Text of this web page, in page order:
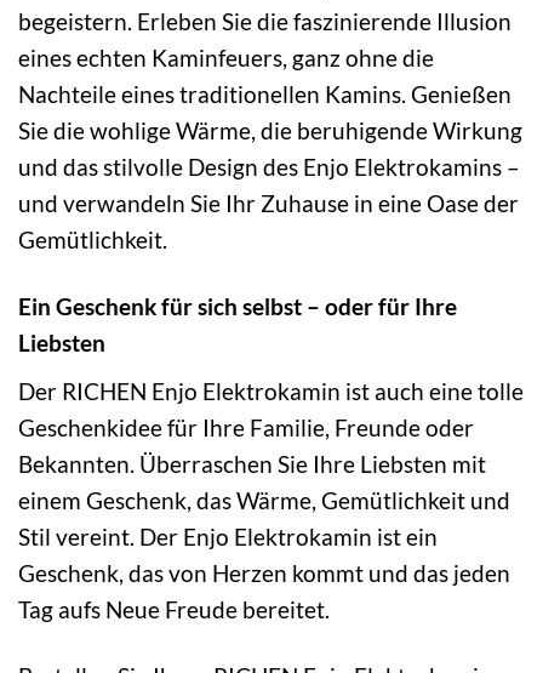
begeistern. Erleben Sie die faszinierende Illusion
eines echten Kaminfeuers, ganz ohne die
Nachteile eines traditionellen Kamins. Genießen
Sie die wohlige Wärme, die beruhigende Wirkung
und das stilvolle Design des Enjo Elektrokamins –
und verwandeln Sie Ihr Zuhause in eine Oase der
Gemütlichkeit.
Ein Geschenk für sich selbst – oder für Ihre
Liebsten
Der RICHEN Enjo Elektrokamin ist auch eine tolle
Geschenkidee für Ihre Familie, Freunde oder
Bekannten. Überraschen Sie Ihre Liebsten mit
einem Geschenk, das Wärme, Gemütlichkeit und
Stil vereint. Der Enjo Elektrokamin ist ein
Geschenk, das von Herzen kommt und das jeden
Tag aufs Neue Freude bereitet.